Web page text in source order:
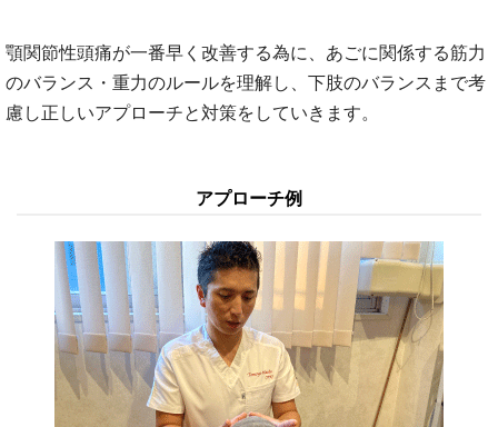
顎関節性頭痛が一番早く改善する為に、あごに関係する筋力
のバランス・重力のルールを理解し、下肢のバランスまで考
慮し正しいアプローチと対策をしていきます。
アプローチ例